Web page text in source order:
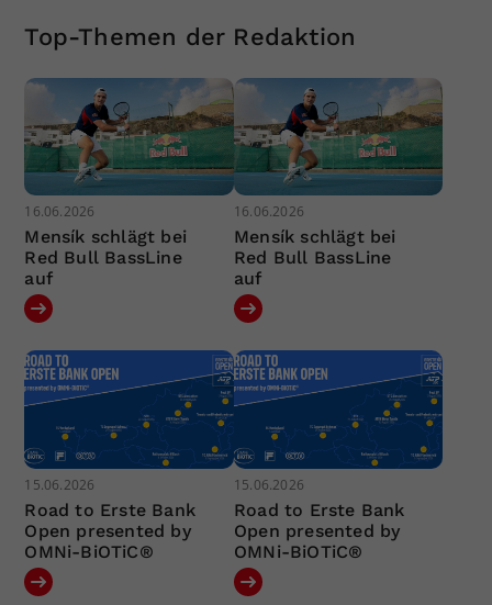
Top-Themen der Redaktion
16.06.2026
Mensík schlägt bei
Red Bull BassLine
auf
16.06.2026
Mensík schlägt bei
Red Bull BassLine
auf
15.06.2026
Road to Erste Bank
Open presented by
OMNi-BiOTiC®
15.06.2026
Road to Erste Bank
Open presented by
OMNi-BiOTiC®